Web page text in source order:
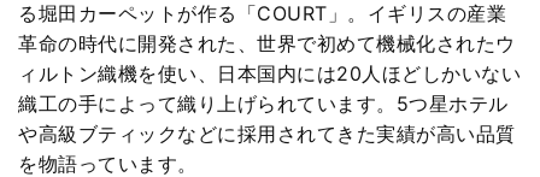
る堀田カーペットが作る「COURT」。イギリスの産業
革命の時代に開発された、世界で初めて機械化されたウ
ィルトン織機を使い、日本国内には20人ほどしかいない
織工の手によって織り上げられています。5つ星ホテル
や高級ブティックなどに採用されてきた実績が高い品質
を物語っています。